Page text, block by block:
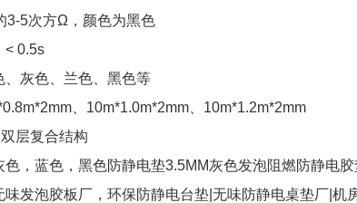
3-5次方Ω，颜色为黑色
< 0.5s
、灰色、兰色、黑色等
、10m*1.0m*2mm、10m*1.2m*2mm
层复合结构
色，蓝色，黑色防静电垫3.5MM灰色发泡阻燃防静电
味发泡胶板厂，环保防静电台垫|无味防静电桌垫厂|